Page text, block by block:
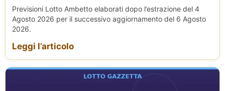
Previsioni Lotto Ambetto elaborati dopo l’estrazione del 4
Agosto 2026 per il successivo aggiornamento del 6 Agosto
2026.
Leggi l’articolo